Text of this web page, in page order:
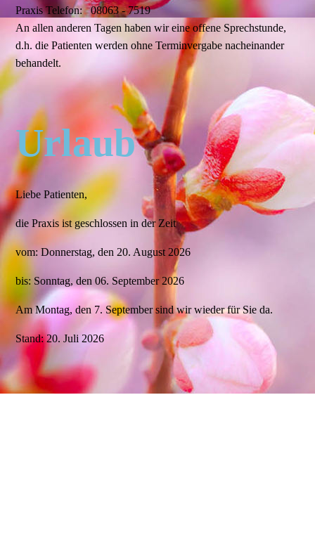
Praxis Telefon: 08063 - 7519
An allen anderen Tagen haben wir eine offene Sprechstunde,
d.h. die Patienten werden ohne Terminvergabe nacheinander
behandelt.
Urlaub
Liebe Patienten,
die Praxis ist geschlossen in der Zeit
vom: Donnerstag, den 20. August 2026
bis: Sonntag, den 06. September 2026
Am Montag, den 7. September sind wir wieder für Sie da.
Stand: 20. Juli 2026